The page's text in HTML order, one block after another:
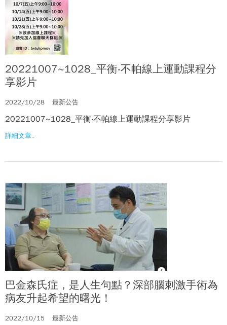
20221007~1028_平衡‧不帕線上運動課程分
享影片
2022/10/28 最新公告
20221007~1028_平衡‧不帕線上運動課程分享影片
詳細文章..
巴金森氏症，是人生句點？深部腦刺激手術為
病友升起希望的曙光！
2022/10/15 最新公告